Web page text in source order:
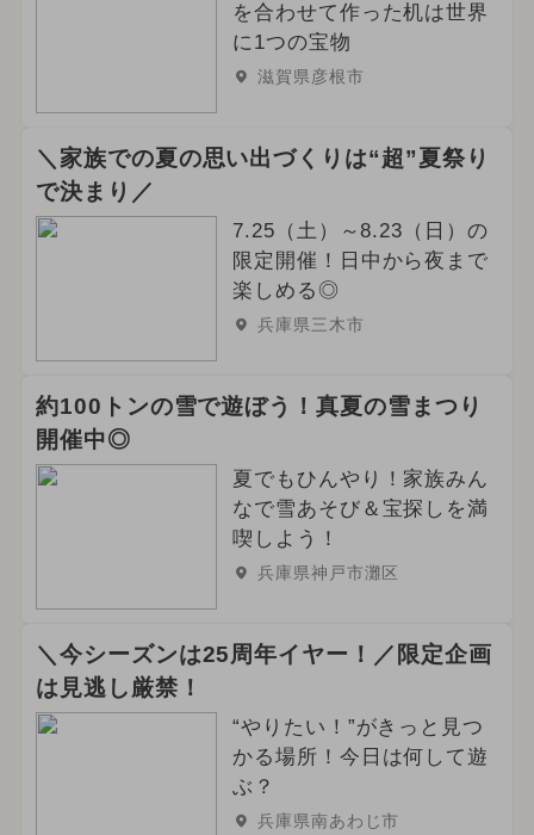
を合わせて作った机は世界
に1つの宝物
滋賀県彦根市
＼家族での夏の思い出づくりは“超”夏祭り
で決まり／
7.25（土）～8.23（日）の
限定開催！日中から夜まで
楽しめる◎
兵庫県三木市
約100トンの雪で遊ぼう！真夏の雪まつり
開催中◎
夏でもひんやり！家族みん
なで雪あそび＆宝探しを満
喫しよう！
兵庫県神戸市灘区
＼今シーズンは25周年イヤー！／限定企画
は見逃し厳禁！
“やりたい！”がきっと見つ
かる場所！今日は何して遊
ぶ？
兵庫県南あわじ市